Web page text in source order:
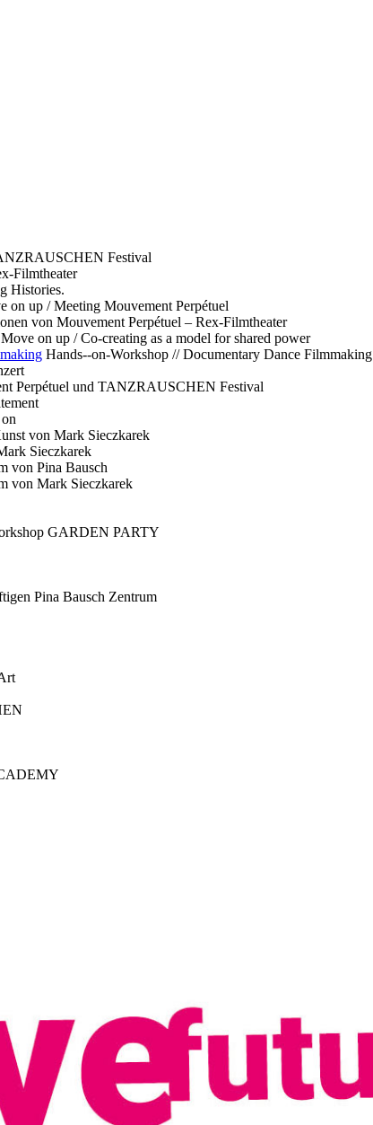
Festival
Filmtheater
Histories.
on up / Meeting Mouvement Perpétuel
von Mouvement Perpétuel – Rex-Filmtheater
on up / Co-creating as a model for shared power
Hands--on-Workshop // Documentary Dance Filmmaking
Perpétuel und TANZRAUSCHEN Festival
von Mark Sieczkarek
Sieczkarek
von Pina Bausch
von Mark Sieczkarek
GARDEN PARTY
Pina Bausch Zentrum